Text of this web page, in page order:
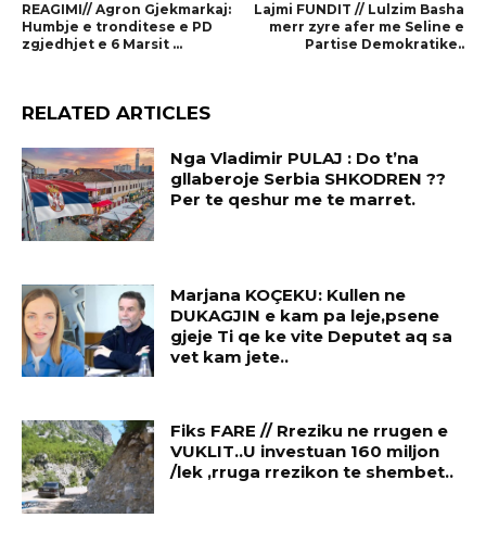
REAGIMI// Agron Gjekmarkaj:
Humbje e tronditese e PD
zgjedhjet e 6 Marsit …
Lajmi FUNDIT // Lulzim Basha
merr zyre afer me Seline e
Partise Demokratike..
RELATED ARTICLES
Nga Vladimir PULAJ : Do t’na
gllaberoje Serbia SHKODREN ??
Per te qeshur me te marret.
Marjana KOÇEKU: Kullen ne
DUKAGJIN e kam pa leje,psene
gjeje Ti qe ke vite Deputet aq sa
vet kam jete..
Fiks FARE // Rreziku ne rrugen e
VUKLIT..U investuan 160 miljon
/lek ,rruga rrezikon te shembet..